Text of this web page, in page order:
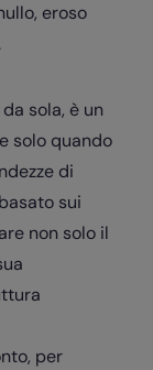
eroso
da sola, è un
solo quando
di
sui
non solo il
per